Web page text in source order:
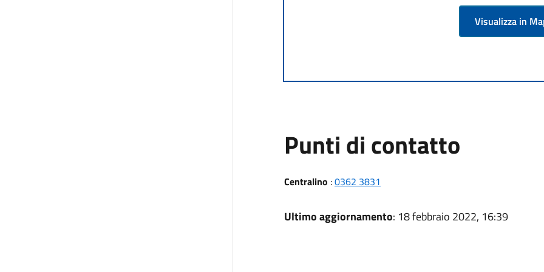
Visualizza in
Punti di contatto
Centralino :0362 3831
Ultimo aggiornamento: 18 febbraio 2022, 16:39